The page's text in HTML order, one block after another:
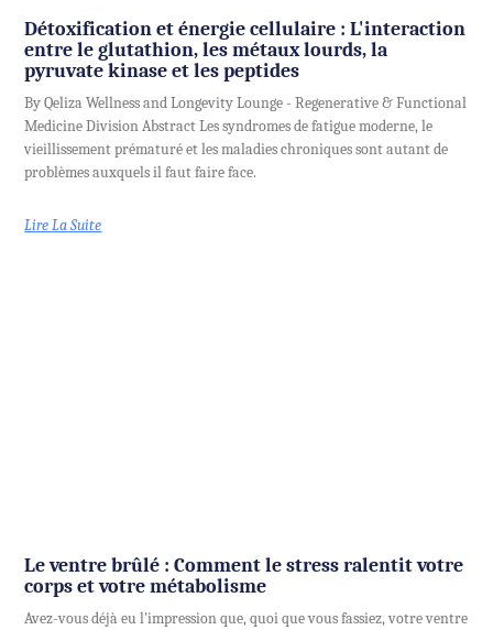
Détoxification et énergie cellulaire : L'interaction
entre le glutathion, les métaux lourds, la
pyruvate kinase et les peptides
By Qeliza Wellness and Longevity Lounge - Regenerative & Functional
Medicine Division Abstract Les syndromes de fatigue moderne, le
vieillissement prématuré et les maladies chroniques sont autant de
problèmes auxquels il faut faire face.
Lire La Suite
Le ventre brûlé : Comment le stress ralentit votre
corps et votre métabolisme
Avez-vous déjà eu l'impression que, quoi que vous fassiez, votre ventre